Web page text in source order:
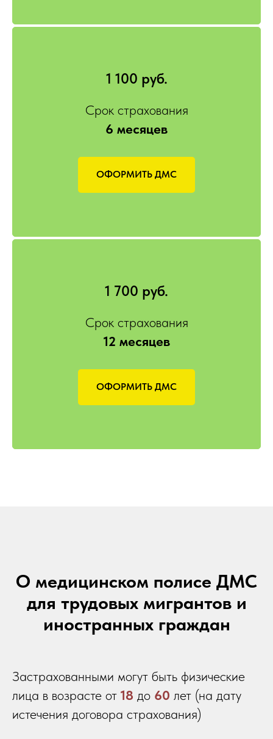
1 100 руб.
Срок страхования
6 месяцев
ОФОРМИТЬ ДМС
1 700 руб.
Срок страхования
12 месяцев
ОФОРМИТЬ ДМС
О медицинском полисе ДМС
для трудовых мигрантов и
иностранных граждан
Застрахованными могут быть физические
лица в возрасте от 18 до 60 лет (на дату
истечения договора страхования)